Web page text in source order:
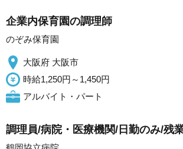
企業内保育園の調理師
のぞみ保育園
大阪府 大阪市
時給1,250円～1,450円
アルバイト・パート
調理員/病院・医療機関/日勤のみ/残